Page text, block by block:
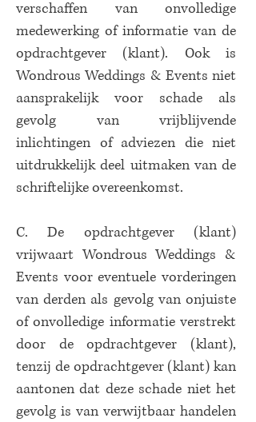
verschaffen van onvolledige
medewerking of informatie van de
opdrachtgever (klant). Ook is
Wondrous Weddings & Events niet
aansprakelijk voor schade als
gevolg van vrijblijvende
inlichtingen of adviezen die niet
uitdrukkelijk deel uitmaken van de
schriftelijke overeenkomst.
C. De opdrachtgever (klant)
vrijwaart Wondrous Weddings &
Events voor eventuele vorderingen
van derden als gevolg van onjuiste
of onvolledige informatie verstrekt
door de opdrachtgever (klant),
tenzij de opdrachtgever (klant) kan
aantonen dat deze schade niet het
gevolg is van verwijtbaar handelen